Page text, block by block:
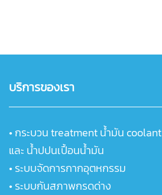
บริการของเรา
• กระบวน treatment น้ำมัน coolant
และ น้ำปปนเปื้อนน้ำมัน
• ระบบจัดการกากอุตหกรรม
• ระบบกันสภาพกรดด่าง